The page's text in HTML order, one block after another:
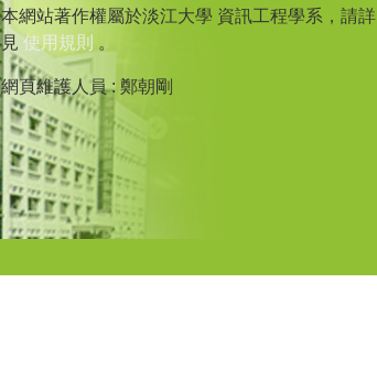
本網站著作權屬於淡江大學 資訊工程學系，請詳
見 使用規則 。
網頁維護人員 : 鄭朝剛